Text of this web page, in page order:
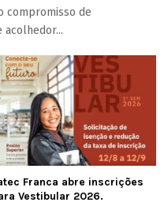
compromisso de
Franca abre inscrições
Vestibular 2026.